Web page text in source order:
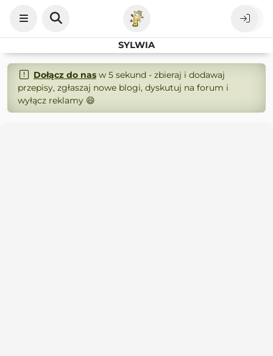
SYLWIA
Dołącz do nasw 5 sekund - zbieraj i dodawaj
przepisy, zgłaszaj nowe blogi, dyskutuj na forum i
wyłącz reklamy 😄